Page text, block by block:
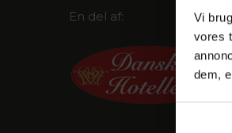
Vi
vores
dem,
En del af: